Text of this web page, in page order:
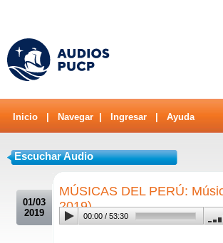
Inicio Navegar Ingresar Ayuda
Escuchar Audio
01/03
2019
MÚSICAS DEL PERÚ:
2019)
00:00 / 53:30